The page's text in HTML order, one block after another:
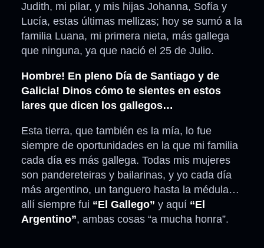
Judith, mi pilar, y mis hijas Johanna, Sofía y
Lucía, estas últimas mellizas; hoy se sumó a la
familia Luana, mi primera nieta, más gallega
que ninguna, ya que nació el 25 de Julio.
Hombre! En pleno Día de Santiago y de
Galicia! Dinos cómo te sientes en estos
lares que dicen los gallegos…
Esta tierra, que también es la mía, lo fue
siempre de oportunidades en la que mi familia
cada día es más gallega. Todas mis mujeres
son pandereteiras y bailarinas, y yo cada día
más argentino, un tanguero hasta la médula…
allí siempre fui “El Gallego” y aquí “El
Argentino”, ambas cosas “a mucha honra”.